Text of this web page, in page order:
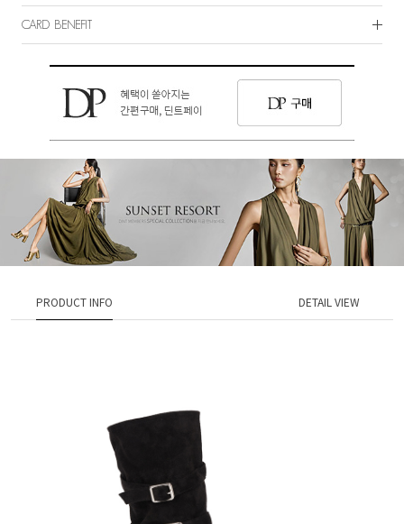
CARD BENEFIT
PRODUCT INFO DETAIL VIEW